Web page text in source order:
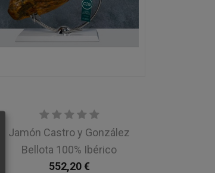
Jamón Castro y González
Bellota 100% Ibérico
552,20€